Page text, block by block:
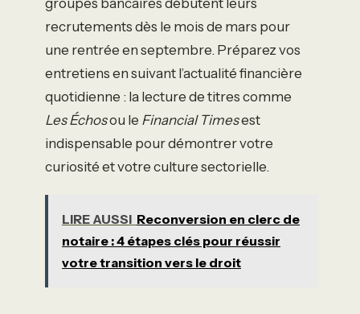
groupes bancaires débutent leurs
recrutements dès le mois de mars pour
une rentrée en septembre. Préparez vos
entretiens en suivant l’actualité financière
quotidienne : la lecture de titres comme
Les Échosou le Financial Timesest
indispensable pour démontrer votre
curiosité et votre culture sectorielle.
LIRE AUSSI Reconversion en clerc de
notaire : 4 étapes clés pour réussir
votre transition vers le droit